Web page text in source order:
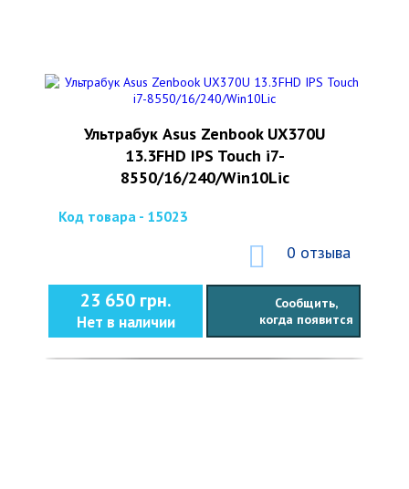
Ультрабук Asus Zenbook UX370U
13.3FHD IPS Touch i7-
8550/16/240/Win10Lic
Код товара - 15023
0 отзыва
23 650 грн.
Нет в наличии
Сообщить,
когда появится